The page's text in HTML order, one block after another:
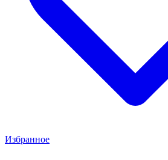
Избранное